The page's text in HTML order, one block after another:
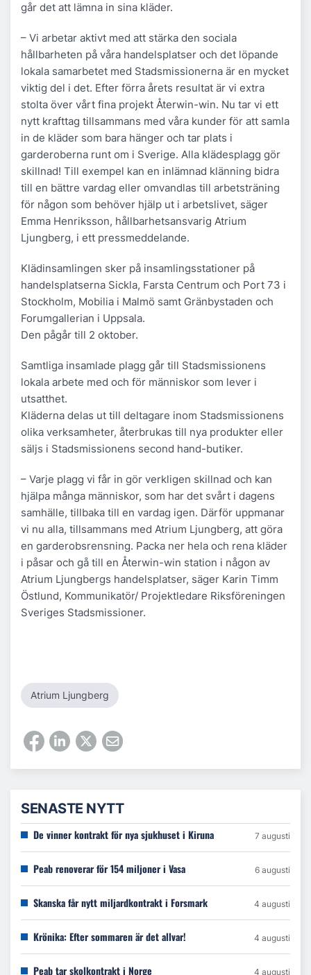
går det att lämna in sina kläder.
– Vi arbetar aktivt med att stärka den sociala
hållbarheten på våra handelsplatser och det löpande
lokala samarbetet med Stadsmissionerna är en mycket
viktig del i det. Efter förra årets resultat är vi extra
stolta över vårt fina projekt Återwin-win. Nu tar vi ett
nytt krafttag tillsammans med våra kunder för att samla
in de kläder som bara hänger och tar plats i
garderoberna runt om i Sverige. Alla klädesplagg gör
skillnad! Till exempel kan en inlämnad klänning bidra
till en bättre vardag eller omvandlas till arbetsträning
för någon som behöver hjälp ut i arbetslivet, säger
Emma Henriksson, hållbarhetsansvarig Atrium
Ljungberg, i ett pressmeddelande.
Klädinsamlingen sker på insamlingsstationer på
handelsplatserna Sickla, Farsta Centrum och Port 73 i
Stockholm, Mobilia i Malmö samt Gränbystaden och
Forumgallerian i Uppsala.
Den pågår till 2 oktober.
Samtliga insamlade plagg går till Stadsmissionens
lokala arbete med och för människor som lever i
utsatthet.
Kläderna delas ut till deltagare inom Stadsmissionens
olika verksamheter, återbrukas till nya produkter eller
säljs i Stadsmissionens second hand-butiker.
– Varje plagg vi får in gör verkligen skillnad och kan
hjälpa många människor, som har det svårt i dagens
samhälle, tillbaka till en vardag igen. Därför uppmanar
vi nu alla, tillsammans med Atrium Ljungberg, att göra
en garderobsrensning. Packa ner hela och rena kläder
i påsar och gå till en Återwin-win station i någon av
Atrium Ljungbergs handelsplatser, säger Karin Timm
Östlund, Kommunikatör/ Projektledare Riksföreningen
Sveriges Stadsmissioner.
Atrium Ljungberg
SENASTE NYTT
De vinner kontrakt för nya sjukhuset i Kiruna 7 augusti
Peab renoverar för 154 miljoner i Vasa 6 augusti
Skanska får nytt miljardkontrakt i Forsmark 4 augusti
Krönika: Efter sommaren är det allvar! 4 augusti
Peab tar skolkontrakt i Norge 4 augusti